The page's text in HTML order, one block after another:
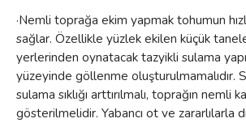
·Nemli toprağa ekim yapmak tohumun
sağlar. Özellikle yüzlek ekilen küçük
yerlerinden oynatacak tazyikli sulama
yüzeyinde göllenme oluşturulmamalıdır.
sulama sıklığı arttırılmalı, toprağın nemli
gösterilmelidir. Yabancı ot ve zararlılarla